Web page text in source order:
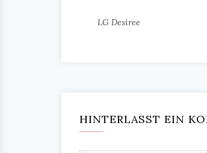
LG Desiree
HINTERLASST EIN